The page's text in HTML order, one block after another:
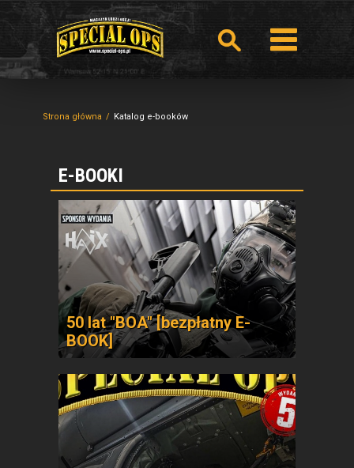
Strona główna Katalog e-booków
E-BOOKI
50 lat "BOA" [bezpłatny E-
BOOK]